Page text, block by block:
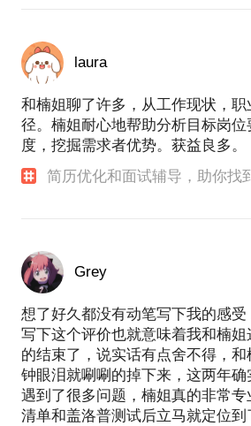
laura
和楠姐聊了许多，从工作现状，
径。楠姐耐心地帮助分析目标岗
度，挖掘需求者优势。获益良多。
简历优化和面试辅导，助你找
Grey
想了好久都没有动笔写下我的感
写下这个评价也就意味着我和楠
的结束了，说实话有点舍不得，
钟眼泪就唰唰的掉下来，这两年确
遇到了很多问题，楠姐真的非常
清单和盖洛普测试后立马就定位